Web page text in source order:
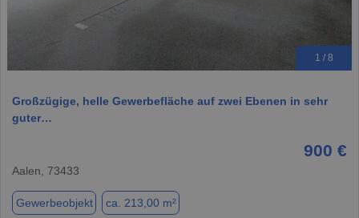
1 / 8
Großzügige, helle Gewerbefläche auf zwei Ebenen in sehr
guter…
900 €
Aalen, 73433
Gewerbeobjekt ca. 213,00 m²